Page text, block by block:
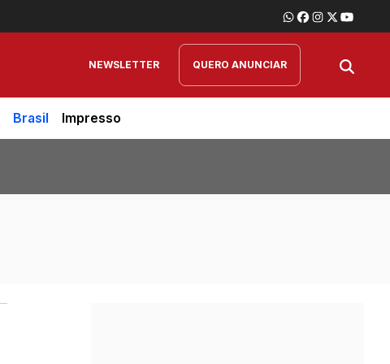
NEWSLETTER QUERO ANUNCIAR
Brasil Impresso